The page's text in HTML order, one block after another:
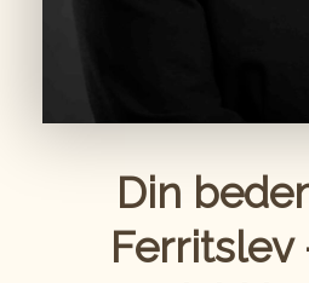
Din
Ferritslev